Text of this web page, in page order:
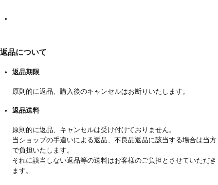
返品について
返品期限
原則的に返品、購入後のキャンセルはお断りいたします。
返品送料
原則的に返品、キャンセルは受け付けておりません。
当ショップの手違いによる返品、不良品返品に該当する場合は当方
で負担いたします。
それに該当しない返品等の送料はお客様のご負担とさせていただき
ます。